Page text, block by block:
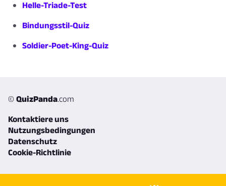
Helle-Triade-Test
Bindungsstil-Quiz
Soldier-Poet-King-Quiz
© QuizPanda.com
Kontaktiere uns
Nutzungsbedingungen
Datenschutz
Cookie-Richtlinie